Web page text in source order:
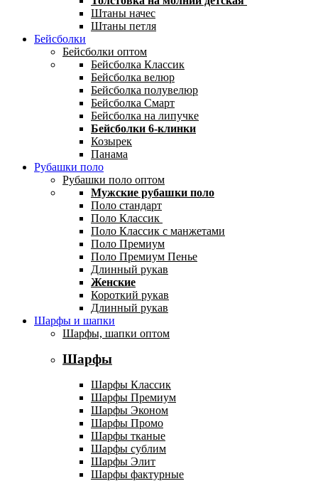
Штаны начес
Штаны петля
Бейсболки
Бейсболки оптом
Бейсболка Классик
Бейсболка велюр
Бейсболка полувелюр
Бейсболка Смарт
Бейсболка на липучке
Бейсболки 6-клинки
Козырек
Панама
Рубашки поло
Рубашки поло оптом
Мужские рубашки поло
Поло стандарт
Поло Классик
Поло Классик с манжетами
Поло Премиум
Поло Премиум Пенье
Длинный рукав
Женские
Короткий рукав
Длинный рукав
Шарфы и шапки
Шарфы, шапки оптом
Шарфы
Шарфы Классик
Шарфы Премиум
Шарфы Эконом
Шарфы Промо
Шарфы тканые
Шарфы сублим
Шарфы Элит
Шарфы фактурные